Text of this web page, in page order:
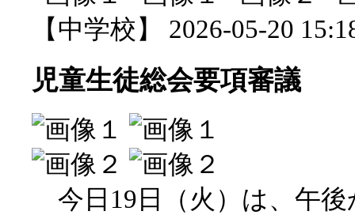
【中学校】 2026-05-20
児童生徒総会要項審議
今日19日（火）は、午